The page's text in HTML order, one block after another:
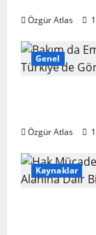
Özgür Atlas
Genel
Özgür Atlas
Kaynaklar